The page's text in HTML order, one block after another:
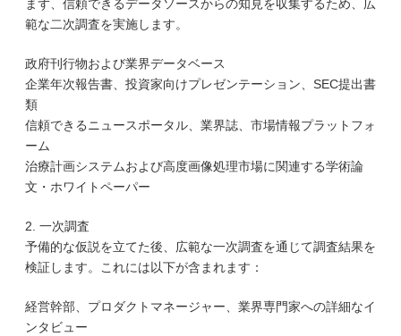
まず、信頼できるデータソースからの知見を収集するため、広
範な二次調査を実施します。
政府刊行物および業界データベース
企業年次報告書、投資家向けプレゼンテーション、SEC提出書
類
信頼できるニュースポータル、業界誌、市場情報プラットフォ
ーム
治療計画システムおよび高度画像処理市場に関連する学術論
文・ホワイトペーパー
2. 一次調査
予備的な仮説を立てた後、広範な一次調査を通じて調査結果を
検証します。これには以下が含まれます：
経営幹部、プロダクトマネージャー、業界専門家への詳細なイ
ンタビュー